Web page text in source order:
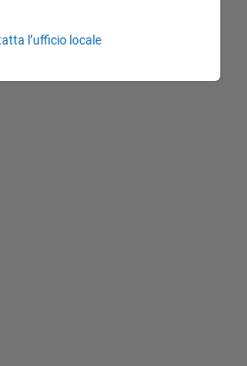
l’ufficio locale